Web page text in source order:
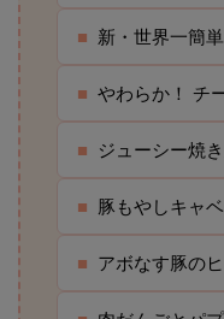
■ 新・世界一簡
■ やわらか！ チ
■ ジューシー焼
■ 豚もやしキャ
■ アボなす豚の